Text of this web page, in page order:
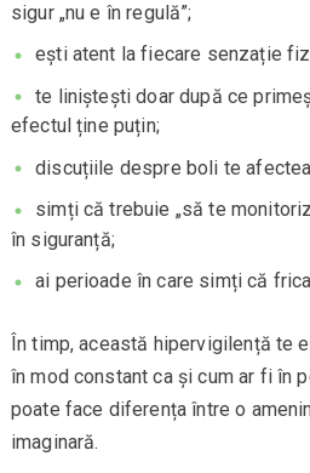
sigur „nu e în regulă”;
ești atent la fiecare senzație
te liniștești doar după ce
efectul ține puțin;
discuțiile despre boli te
simți că trebuie „să te
în siguranță;
ai perioade în care simți că
În timp, această hipervigilență te
în mod constant ca și cum ar fi în
poate face diferența între o
imaginară.